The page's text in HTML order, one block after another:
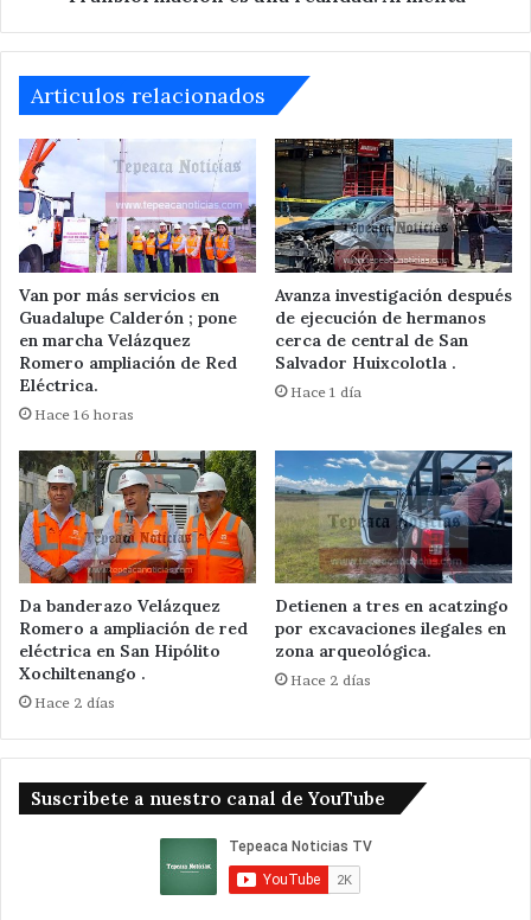
Articulos relacionados
Van por más servicios en
Guadalupe Calderón ; pone
en marcha Velázquez
Romero ampliación de Red
Eléctrica.
Hace 16 horas
Avanza investigación después
de ejecución de hermanos
cerca de central de San
Salvador Huixcolotla .
Hace 1 día
Da banderazo Velázquez
Romero a ampliación de red
eléctrica en San Hipólito
Xochiltenango .
Hace 2 días
Detienen a tres en acatzingo
por excavaciones ilegales en
zona arqueológica.
Hace 2 días
Suscribete a nuestro canal de YouTube